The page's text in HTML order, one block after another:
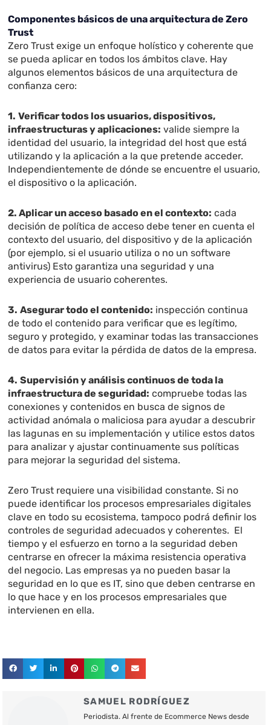
Componentes básicos de una arquitectura de Zero
Trust
Zero Trust exige un enfoque holístico y coherente que
se pueda aplicar en todos los ámbitos clave. Hay
algunos elementos básicos de una arquitectura de
confianza cero:
1. Verificar todos los usuarios, dispositivos,
infraestructuras y aplicaciones: valide siempre la
identidad del usuario, la integridad del host que está
utilizando y la aplicación a la que pretende acceder.
Independientemente de dónde se encuentre el usuario,
el dispositivo o la aplicación.
2. Aplicar un acceso basado en el contexto: cada
decisión de política de acceso debe tener en cuenta el
contexto del usuario, del dispositivo y de la aplicación
(por ejemplo, si el usuario utiliza o no un software
antivirus) Esto garantiza una seguridad y una
experiencia de usuario coherentes.
3. Asegurar todo el contenido: inspección continua
de todo el contenido para verificar que es legítimo,
seguro y protegido, y examinar todas las transacciones
de datos para evitar la pérdida de datos de la empresa.
4. Supervisión y análisis continuos de toda la
infraestructura de seguridad: compruebe todas las
conexiones y contenidos en busca de signos de
actividad anómala o maliciosa para ayudar a descubrir
las lagunas en su implementación y utilice estos datos
para analizar y ajustar continuamente sus políticas
para mejorar la seguridad del sistema.
Zero Trust requiere una visibilidad constante. Si no
puede identificar los procesos empresariales digitales
clave en todo su ecosistema, tampoco podrá definir los
controles de seguridad adecuados y coherentes. El
tiempo y el esfuerzo en torno a la seguridad deben
centrarse en ofrecer la máxima resistencia operativa
del negocio. Las empresas ya no pueden basar la
seguridad en lo que es IT, sino que deben centrarse en
lo que hace y en los procesos empresariales que
intervienen en ella.
SAMUEL RODRÍGUEZ
Periodista. Al frente de Ecommerce News desde